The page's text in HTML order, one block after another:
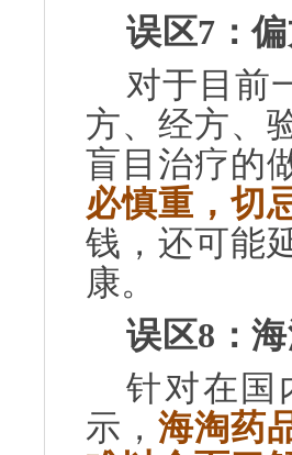
误区7 ：
对于目前
方、经方、
盲目治疗的
必慎重，切
钱，还可能
康。
误区8 ：
针对在国
示， 海淘药